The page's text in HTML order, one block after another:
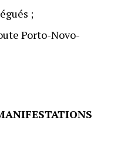
;
Porto-Novo-